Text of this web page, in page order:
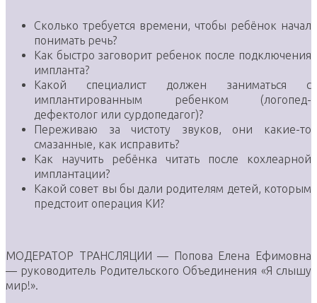
Сколько требуется времени, чтобы ребёнок начал
понимать речь?
Как быстро заговорит ребенок после подключения
импланта?
Какой специалист должен заниматься с
имплантированным ребенком (логопед-
дефектолог или сурдопедагог)?
Переживаю за чистоту звуков, они какие-то
смазанные, как исправить?
Как научить ребёнка читать после кохлеарной
имплантации?
Какой совет вы бы дали родителям детей, которым
предстоит операция КИ?
МОДЕРАТОР ТРАНСЛЯЦИИ — Попова Елена Ефимовна
— руководитель Родительского Объединения «Я слышу
мир!».